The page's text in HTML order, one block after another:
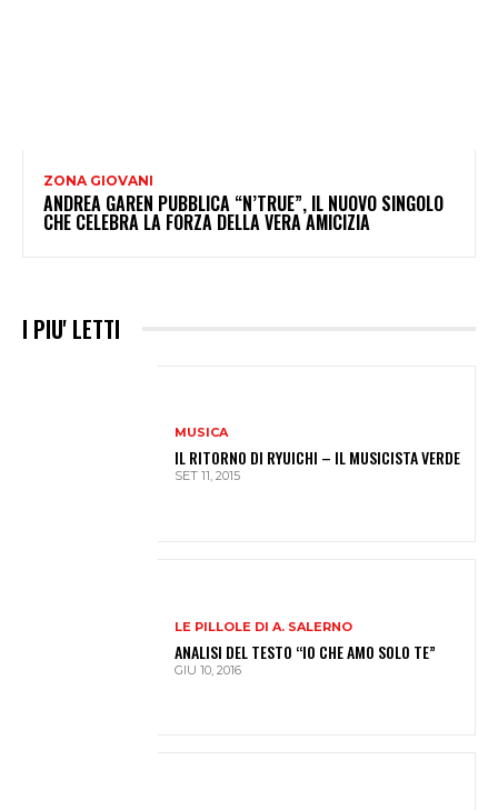
ZONA GIOVANI
ANDREA GAREN PUBBLICA “N’TRUE”, IL NUOVO SINGOLO
CHE CELEBRA LA FORZA DELLA VERA AMICIZIA
I PIU' LETTI
MUSICA
IL RITORNO DI RYUICHI – IL MUSICISTA VERDE
SET 11, 2015
LE PILLOLE DI A. SALERNO
ANALISI DEL TESTO “IO CHE AMO SOLO TE”
GIU 10, 2016